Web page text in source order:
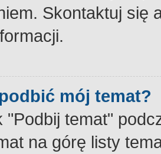
Skontaktuj się
mój temat?
"Podbij temat"
na górę listy